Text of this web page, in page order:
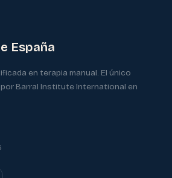
España
en terapia manual. El único
Barral Institute International en